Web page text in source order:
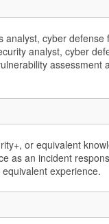
analyst, cyber defense
analyst, cyber
assessment
or equivalent
as an incident
experience.